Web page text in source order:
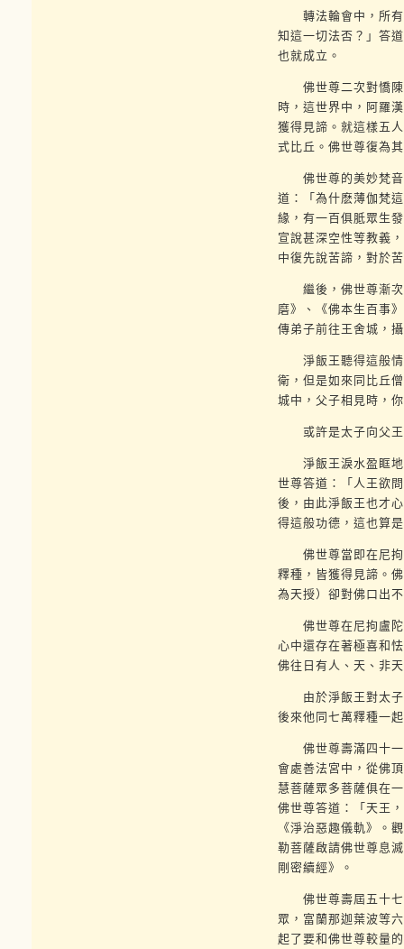
轉法輪會中，所有
知這一切法否？」答
也就成立。
佛世尊二次對憍陳
時，這世界中，阿羅
獲得見諦。就這樣五
式比丘。佛世尊復為
佛世尊的美妙梵音
道：「為什麽薄伽梵
緣，有一百俱胝眾生
宣說甚深空性等教義
中復先說苦諦，對於
繼後，佛世尊漸次
磨》、《佛本生百事
傳弟子前往王舍城，
淨飯王聽得這般情
衛，但是如來同比丘
城中，父子相見時，
或許是太子向父王
淨飯王淚水盈眶地
世尊答道：「人王欲
後，由此淨飯王也才
得這般功德，這也算
佛世尊當即在尼拘
釋種，皆獲得見諦。
為天授）卻對佛口出
佛世尊在尼拘盧陀
心中還存在著極喜和
佛往日有人、天、非
由於淨飯王對太子
後來他同七萬釋種一
佛世尊壽滿四十一
會處善法宮中，從佛
慧菩薩眾多菩薩俱在
佛世尊答道：「天王
《淨治惡趣儀軌》。
勒菩薩啟請佛世尊息
剛密續經》。
佛世尊壽屆五十七
眾，富蘭那迦葉波等
起了要和佛世尊較量